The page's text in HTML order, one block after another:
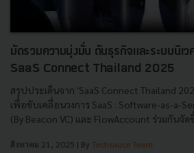
มัดรวมความมุ่งมั่น ดันธุรกิจและระบบนิเ
SaaS Connect Thailand 2025
สรุปประเด็นจาก 'SaaS Connect Thailand
เพื่อขับเคลื่อนวงการ SaaS : Software-as-a-
(By Beacon VC) และ FlowAccount ร่วมกันจัดขึ้
สิงหาคม 21, 2025 | By Techsauce Team